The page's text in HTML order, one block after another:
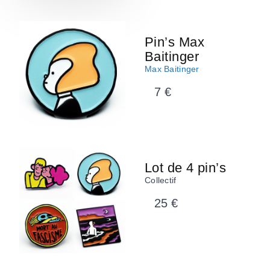
Pin’s Max
Baitinger
Max Baitinger
7 €
Lot de 4 pin’s
Collectif
25 €